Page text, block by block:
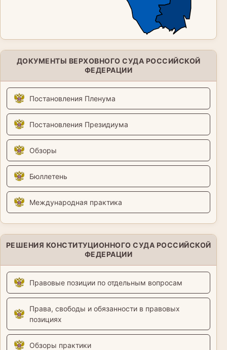
ДОКУМЕНТЫ ВЕРХОВНОГО СУДА РОССИЙСКОЙ
ФЕДЕРАЦИИ
Постановления Пленума
Постановления Президиума
Обзоры
Бюллетень
Международная практика
РЕШЕНИЯ КОНСТИТУЦИОННОГО СУДА РОССИЙСКОЙ
ФЕДЕРАЦИИ
Правовые позиции по отдельным вопросам
Права, свободы и обязанности в правовых
позициях
Обзоры практики